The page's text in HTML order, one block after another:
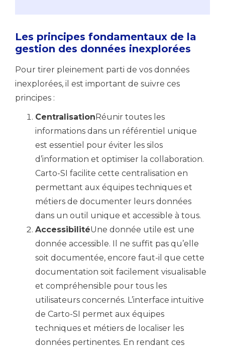
Les principes fondamentaux de la
gestion des données inexplorées
Pour tirer pleinement parti de vos données
inexplorées, il est important de suivre ces
principes :
CentralisationRéunir toutes les
informations dans un référentiel unique
est essentiel pour éviter les silos
d’information et optimiser la collaboration.
Carto-SI facilite cette centralisation en
permettant aux équipes techniques et
métiers de documenter leurs données
dans un outil unique et accessible à tous.
AccessibilitéUne donnée utile est une
donnée accessible. Il ne suffit pas qu’elle
soit documentée, encore faut-il que cette
documentation soit facilement visualisable
et compréhensible pour tous les
utilisateurs concernés. L’interface intuitive
de Carto-SI permet aux équipes
techniques et métiers de localiser les
données pertinentes. En rendant ces